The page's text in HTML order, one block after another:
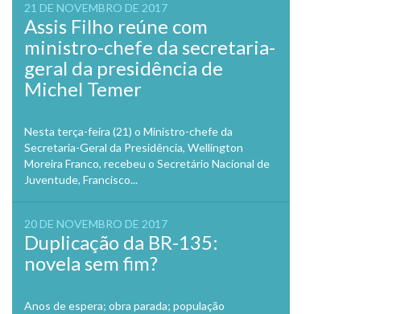
21 DE NOVEMBRO DE 2017
Assis Filho reúne com
ministro-chefe da secretaria-
geral da presidência de
Michel Temer
Nesta terça-feira (21) o Ministro-chefe da
Secretaria-Geral da Presidência, Wellington
Moreira Franco, recebeu o Secretário Nacional de
Juventude, Francisco...
20 DE NOVEMBRO DE 2017
Duplicação da BR-135:
novela sem fim?
Anos de espera; obra parada; população